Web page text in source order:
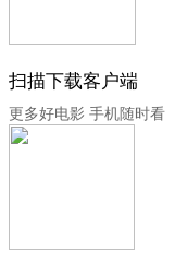
扫描下载客户端
更多好电影 手机随时看